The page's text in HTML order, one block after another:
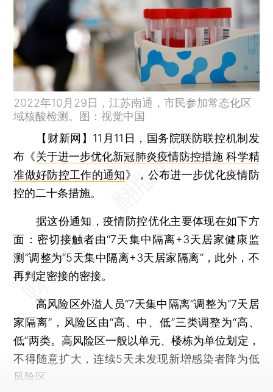
2022年10月29日，江苏南通，市民参加常态化区
域核酸检测。图：视觉中国
【财新网】 11月11日，国务院联防联控机制发
布《关于进一步优化新冠肺炎疫情防控措施 科学精
准做好防控工作的通知》，公布进一步优化疫情防
控的二十条措施。
据这份通知，疫情防控优化主要体现在如下方
面：密切接触者由“7天集中隔离+3天居家健康监
测”调整为“5天集中隔离+3天居家隔离”，此外，不
再判定密接的密接。
高风险区外溢人员“7天集中隔离”调整为“7天居
家隔离”，风险区由“高、中、低”三类调整为“高、
低”两类。高风险区一般以单元、楼栋为单位划定，
不得随意扩大，连续5天未发现新增感染者降为低
风险区。